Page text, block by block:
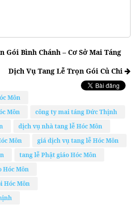
Gói Bình Chánh – Cơ Sở Mai Táng
Dịch Vụ Tang Lễ Trọn Gói Củ Chi
Môn
Môn
công ty mai táng Đức Thịnh
dịch vụ nhà tang lễ Hóc Môn
Môn
giá dịch vụ tang lễ Hóc Môn
tang lễ Phật giáo Hóc Môn
Hóc Môn
Hóc Môn